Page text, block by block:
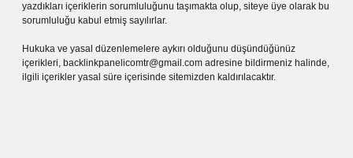
yazdıkları içeriklerin sorumluluğunu taşımakta olup, siteye üye olarak bu
sorumluluğu kabul etmiş sayılırlar.
Hukuka ve yasal düzenlemelere aykırı olduğunu düşündüğünüz
içerikleri, backlinkpanelicomtr@gmail.com adresine bildirmeniz halinde,
ilgili içerikler yasal süre içerisinde sitemizden kaldırılacaktır.